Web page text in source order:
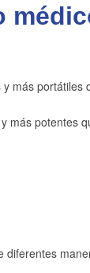
más portátiles
más potentes
diferentes